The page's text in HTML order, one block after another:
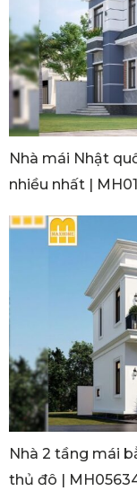
Nhà mái Nhật
nhiều nhất |
Nhà 2 tầng mái
thủ đô |